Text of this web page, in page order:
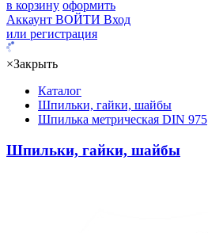
в корзину оформить
Аккаунт ВОЙТИ Вход
или регистрация
×Закрыть
Каталог
Шпильки, гайки, шайбы
Шпилька метрическая DIN 975
Шпильки, гайки, шайбы